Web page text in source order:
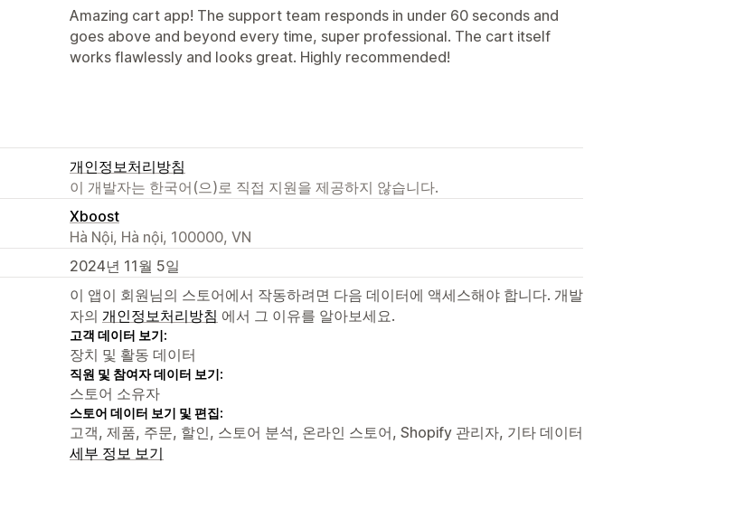
Amazing cart app! The support team responds in under 60 seconds and
goes above and beyond every time, super professional. The cart itself
works flawlessly and looks great. Highly recommended!
개인정보처리방침
이 개발자는 한국어(으)로 직접 지원을 제공하지 않습니다.
Xboost
Hà Nội, Hà nội, 100000, VN
2024년 11월 5일
이 앱이 회원님의 스토어에서 작동하려면 다음 데이터에 액세스해야 합니다. 개발
자의 개인정보처리방침 에서 그 이유를 알아보세요.
고객 데이터 보기:
장치 및 활동 데이터
직원 및 참여자 데이터 보기:
스토어 소유자
스토어 데이터 보기 및 편집:
고객, 제품, 주문, 할인, 스토어 분석, 온라인 스토어, Shopify 관리자, 기타 데이터
세부 정보 보기